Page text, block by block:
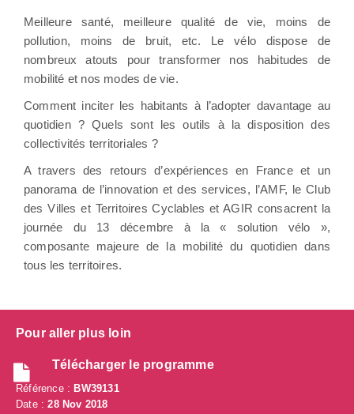
Meilleure santé, meilleure qualité de vie, moins de
pollution, moins de bruit, etc. Le vélo dispose de
nombreux atouts pour transformer nos habitudes de
mobilité et nos modes de vie.
Comment inciter les habitants à l’adopter davantage au
quotidien ? Quels sont les outils à la disposition des
collectivités territoriales ?
A travers des retours d’expériences en France et un
panorama de l’innovation et des services, l’AMF, le Club
des Villes et Territoires Cyclables et AGIR consacrent la
journée du 13 décembre à la « solution vélo »,
composante majeure de la mobilité du quotidien dans
tous les territoires.
Pour aller plus loin
Télécharger le programme
Référence : BW39131
Date :28 Nov 2018